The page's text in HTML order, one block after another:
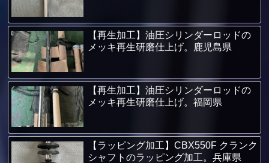
【再生加工】油圧シリンダーロッドの
メッキ再生研磨仕上げ。鹿児島県
【再生加工】油圧シリンダーロッドの
メッキ再生研磨仕上げ。福岡県
【ラッピング加工】CBX550F クランク
シャフトのラッピング加工。兵庫県